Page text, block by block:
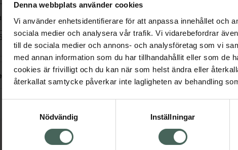
Denna webbplats använder cookies
Vi använder enhetsidentifierare för att anpassa innehållet och
sociala medier och analysera vår trafik. Vi vidarebefordrar
till de sociala medier och annons- och analysföretag som vi
med annan information som du har tillhandahållit eller som de
cookies är frivilligt och du kan när som helst ändra eller
återkallat samtycke påverkar inte lagligheten av behandling
Nödvändig
Inställningar
bipacksedeln innan användning.
från FASS Visa